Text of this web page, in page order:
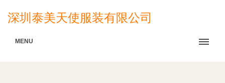
深圳泰美天使服装有限公司
MENU